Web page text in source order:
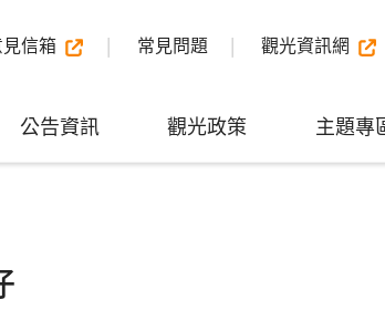
信箱 常見問題 觀光資訊網
公告資訊 觀光政策 主題專